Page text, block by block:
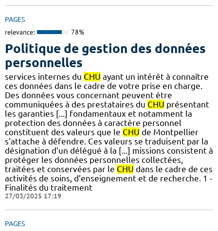
PAGES
relevance: 78%
Politique de gestion des données
personnelles
services internes du CHU ayant un intérêt à connaître
ces données dans le cadre de votre prise en charge.
Des données vous concernant peuvent être
communiquées à des prestataires du CHU présentant
les garanties [...] fondamentaux et notamment la
protection des données à caractère personnel
constituent des valeurs que le CHU de Montpellier
s’attache à défendre. Ces valeurs se traduisent par la
désignation d’un délégué à la [...] missions consistent à
protéger les données personnelles collectées,
traitées et conservées par le CHU dans le cadre de ces
activités de soins, d’enseignement et de recherche. 1 -
Finalités du traitement
27/03/2025 17:19
PAGES